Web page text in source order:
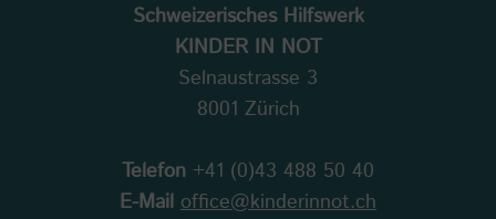
Schweizerisches Hilfswerk
KINDER IN NOT
Selnaustrasse 3
8001 Zürich
Telefon +41 (0)43 488 50 40
E-Mail office@kinderinnot.ch